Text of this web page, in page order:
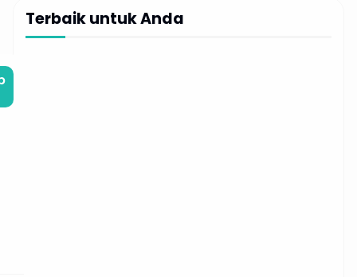
Fleksibilitas tinggi dan kenyamanan maksimal
menjadikan perjalanan Anda di Bali lebih praktis
Terbaik untuk Anda